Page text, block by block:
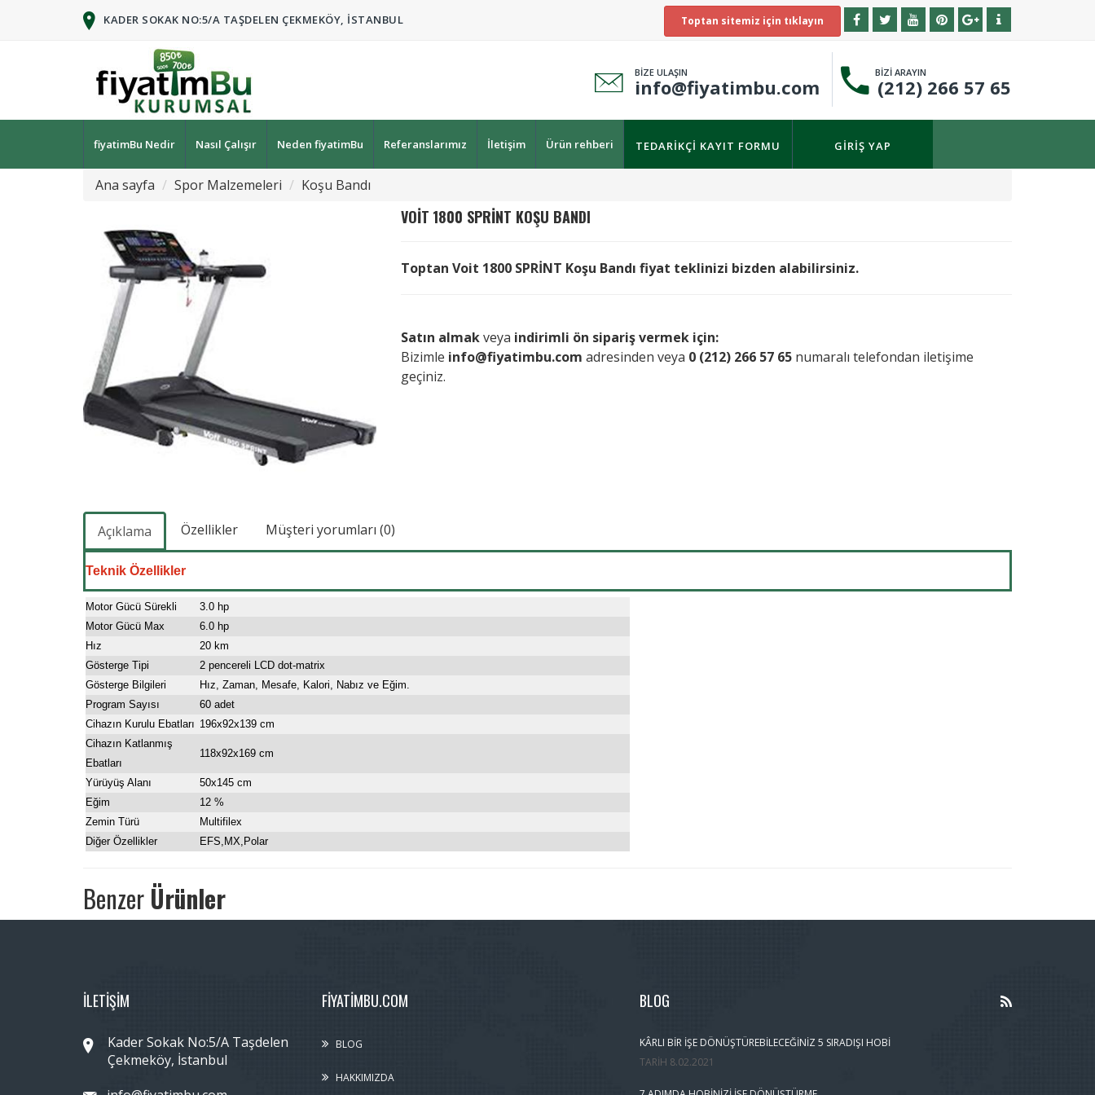
KADER SOKAK NO:5/A TAŞDELEN ÇEKMEKÖY, İSTANBUL Toptan sitemiz için tıklayın
BİZE ULAŞIN
info@fiyatimbu.com
BİZİ ARAYIN
(212) 266 57 65
fiyatimBu Nedir Nasıl Çalışır Neden fiyatimBu Referanslarımız İletişim Ürün rehberi TEDARIKÇI KAYIT FORMU GIRIŞ YAP
Ana sayfa Spor Malzemeleri Koşu Bandı
VOIT 1800 SPRİNT KOŞU BANDI
Toptan Voit 1800 SPRİNT Koşu Bandı fiyat teklinizi bizden alabilirsiniz.
Satın almakveya indirimli ön sipariş vermek için:
Bizimle info@fiyatimbu.com adresinden veya 0 (212) 266 57 65 numaralı telefondan iletişime
geçiniz.
Açıklama Özellikler Müşteri yorumları (0)
Teknik Özellikler
Motor Gücü Sürekli
3.0 hp
Motor Gücü Max
6.0 hp
Hız
20 km
Gösterge Tipi
2 pencereli LCD dot-matrix
Gösterge Bilgileri
Hız, Zaman, Mesafe, Kalori, Nabız ve Eğim.
Program Sayısı
60 adet
Cihazın Kurulu Ebatları 196x92x139 cm
Cihazın Katlanmış
Ebatları
118x92x169 cm
Yürüyüş Alanı
50x145 cm
Eğim
12 %
Zemin Türü
Multifilex
Diğer Özellikler
EFS,MX,Polar
Benzer Ürünler
İLETİŞİM
Kader Sokak No:5/A Taşdelen
Çekmeköy, İstanbul
FIYATIMBU.COM
BLOG
HAKKIMIZDA
BLOG
KÂRLI BIR İŞE DÖNÜŞTÜREBILECEĞINIZ 5 SIRADIŞI HOBI
TARIH 8.02.2021